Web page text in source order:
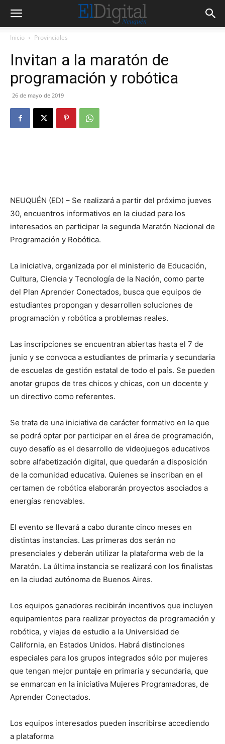
Inicio Provinciales
Invitan a la maratón de
programación y robótica
26 de mayo de 2019
NEUQUÉN (ED) – Se realizará a partir del próximo jueves
30, encuentros informativos en la ciudad para los
interesados en participar la segunda Maratón Nacional de
Programación y Robótica.
La iniciativa, organizada por el ministerio de Educación,
Cultura, Ciencia y Tecnología de la Nación, como parte
del Plan Aprender Conectados, busca que equipos de
estudiantes propongan y desarrollen soluciones de
programación y robótica a problemas reales.
Las inscripciones se encuentran abiertas hasta el 7 de
junio y se convoca a estudiantes de primaria y secundaria
de escuelas de gestión estatal de todo el país. Se pueden
anotar grupos de tres chicos y chicas, con un docente y
un directivo como referentes.
Se trata de una iniciativa de carácter formativo en la que
se podrá optar por participar en el área de programación,
cuyo desafío es el desarrollo de videojuegos educativos
sobre alfabetización digital, que quedarán a disposición
de la comunidad educativa. Quienes se inscriban en el
certamen de robótica elaborarán proyectos asociados a
energías renovables.
El evento se llevará a cabo durante cinco meses en
distintas instancias. Las primeras dos serán no
presenciales y deberán utilizar la plataforma web de la
Maratón. La última instancia se realizará con los finalistas
en la ciudad autónoma de Buenos Aires.
Los equipos ganadores recibirán incentivos que incluyen
equipamientos para realizar proyectos de programación y
robótica, y viajes de estudio a la Universidad de
California, en Estados Unidos. Habrá distinciones
especiales para los grupos integrados sólo por mujeres
que tengan mejor puntaje en primaria y secundaria, que
se enmarcan en la iniciativa Mujeres Programadoras, de
Aprender Conectados.
Los equipos interesados pueden inscribirse accediendo
a plataforma